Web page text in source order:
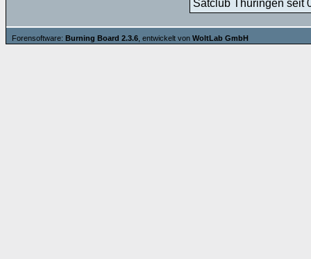
Satclub Thüringen seit
Forensoftware: Burning Board 2.3.6 , entwickelt von WoltLab GmbH